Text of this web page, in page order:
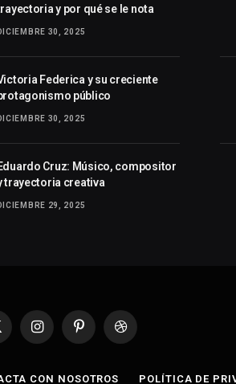
y por qué se le nota
30, 2025
Federica y su creciente
público
30, 2025
Cruz: Músico, compositor
trayectoria creativa
29, 2025
InstagramPinterestDribbble
CON NOSOTROS POLÍTICA DE